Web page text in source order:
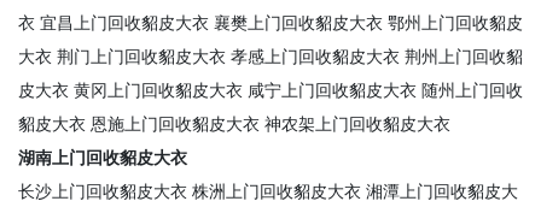
衣 宜昌上门回收貂皮大衣 襄樊上门回收貂皮大衣 鄂州上门回收貂皮
大衣 荆门上门回收貂皮大衣 孝感上门回收貂皮大衣 荆州上门回收貂
皮大衣 黄冈上门回收貂皮大衣 咸宁上门回收貂皮大衣 随州上门回收
貂皮大衣 恩施上门回收貂皮大衣 神农架上门回收貂皮大衣
湖南上门回收貂皮大衣
长沙上门回收貂皮大衣 株洲上门回收貂皮大衣 湘潭上门回收貂皮大